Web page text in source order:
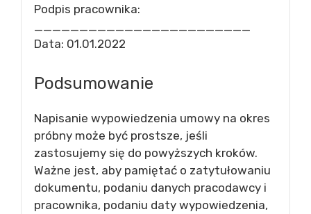
Podpis pracownika:
________________________
Data: 01.01.2022
Podsumowanie
Napisanie wypowiedzenia umowy na okres
próbny może być prostsze, jeśli
zastosujemy się do powyższych kroków.
Ważne jest, aby pamiętać o zatytułowaniu
dokumentu, podaniu danych pracodawcy i
pracownika, podaniu daty wypowiedzenia,